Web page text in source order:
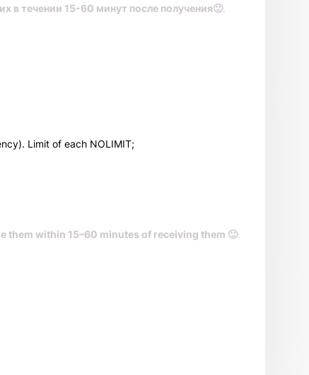
в течении 15-60 минут после получения🙂.
Limit of each NOLIMIT;
them within 15–60 minutes of receiving them 🙂.